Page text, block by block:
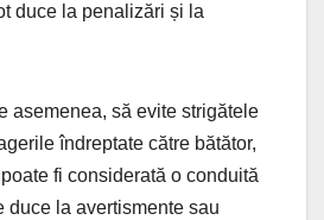
duce la penalizări și la
asemenea, să evite strigătele
îndreptate către bătător,
fi considerată o conduită
duce la avertismente sau